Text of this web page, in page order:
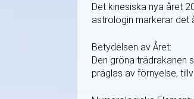
Det kinesiska nya året
astrologin markerar det
Betydelsen av Året:
Den gröna trädrakanen
präglas av förnyelse,